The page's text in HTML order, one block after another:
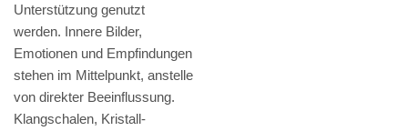
Unterstützung genutzt
werden. Innere Bilder,
Emotionen und Empfindungen
stehen im Mittelpunkt, anstelle
von direkter Beeinflussung.
Klangschalen, Kristall-